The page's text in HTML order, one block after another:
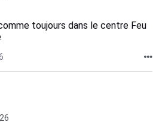
toujours dans le centre Feu